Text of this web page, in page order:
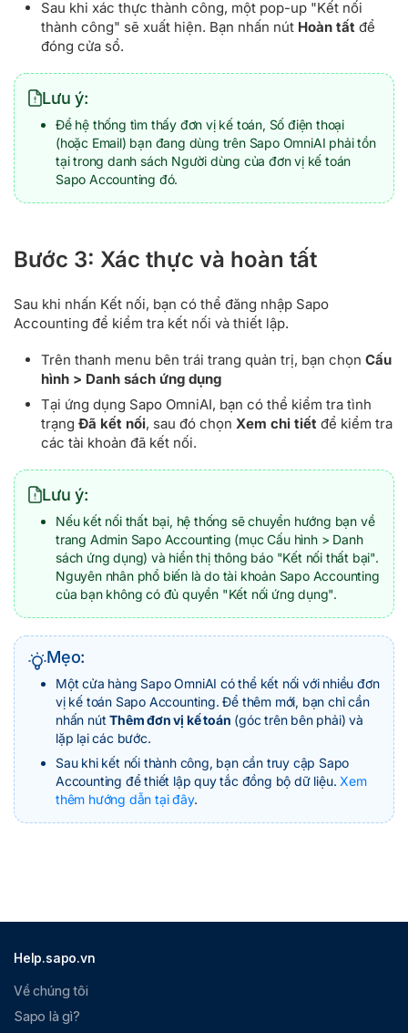
Sau khi xác thực thành công, một pop-up "Kết nối
thành công" sẽ xuất hiện. Bạn nhấn nút Hoàn tất để
đóng cửa sổ.
Lưu ý:
Để hệ thống tìm thấy đơn vị kế toán, Số điện thoại
(hoặc Email) bạn đang dùng trên Sapo OmniAI phải tồn
tại trong danh sách Người dùng của đơn vị kế toán
Sapo Accounting đó.
Bước 3: Xác thực và hoàn tất
Sau khi nhấn Kết nối, bạn có thể đăng nhập Sapo
Accounting để kiểm tra kết nối và thiết lập.
Trên thanh menu bên trái trang quản trị, bạn chọn Cấu
hình > Danh sách ứng dụng
Tại ứng dụng Sapo OmniAI, bạn có thể kiểm tra tình
trạng Đã kết nối, sau đó chọn Xem chi tiết để kiểm tra
các tài khoản đã kết nối.
Lưu ý:
Nếu kết nối thất bại, hệ thống sẽ chuyển hướng bạn về
trang Admin Sapo Accounting (mục Cấu hình > Danh
sách ứng dụng) và hiển thị thông báo "Kết nối thất bại".
Nguyên nhân phổ biến là do tài khoản Sapo Accounting
của bạn không có đủ quyền "Kết nối ứng dụng".
Mẹo:
Một cửa hàng Sapo OmniAI có thể kết nối với nhiều đơn
vị kế toán Sapo Accounting. Để thêm mới, bạn chỉ cần
nhấn nútThêm đơn vị kế toán (góc trên bên phải) và
lặp lại các bước.
Sau khi kết nối thành công, bạn cần truy cập Sapo
Accounting để thiết lập quy tắc đồng bộ dữ liệu. Xem
thêm hướng dẫn tại đây.
Help.sapo.vn
Về chúng tôi
Sapo là gì?